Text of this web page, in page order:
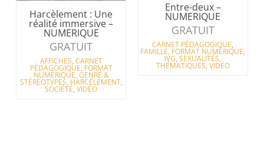
Harcèlement : Une
réalité immersive –
NUMERIQUE
GRATUIT
AFFICHES,CARNET
PÉDAGOGIQUE, FORMAT
NUMÉRIQUE,GENRE &
STÉRÉOTYPES, HARCÈLEMENT,
SOCIÉTÉ,VIDÉO
Entre-deux –
NUMERIQUE
GRATUIT
CARNET PÉDAGOGIQUE,
FAMILLE, FORMAT NUMÉRIQUE,
IVG,SEXUALITÉS,
THÉMATIQUES,VIDÉO